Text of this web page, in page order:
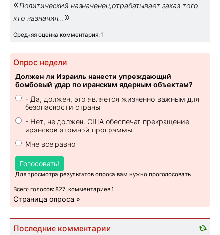
«Политический назначенец,отрабатывает заказ того
кто назначил... »
Средняя оценка комментария: 1
Опрос недели
Должен ли Израиль нанести упреждающий
бомбовый удар по иранским ядерным объектам?
- Да, должен, это является жизненно важным для
безопасности страны
- Нет, не должен. США обеспечат прекращение
иранской атомной программы
Мне все равно
Голосовать!
Для просмотра результатов опроса вам нужно проголосовать
Всего голосов: 827, комментариев 1
Страница опроса »
Последние комментарии